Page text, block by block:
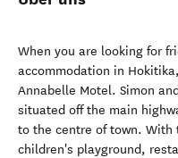
When you are looking for
accommodation in
Annabelle Motel. Simon
situated off the main
to the centre of town. With
children's playground,